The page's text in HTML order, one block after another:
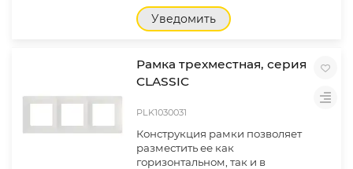
Уведомить
Рамка трехместная, серия
CLASSIC
PLK1030031
Конструкция рамки позволяет
разместить ее как
горизонтальном, так и в